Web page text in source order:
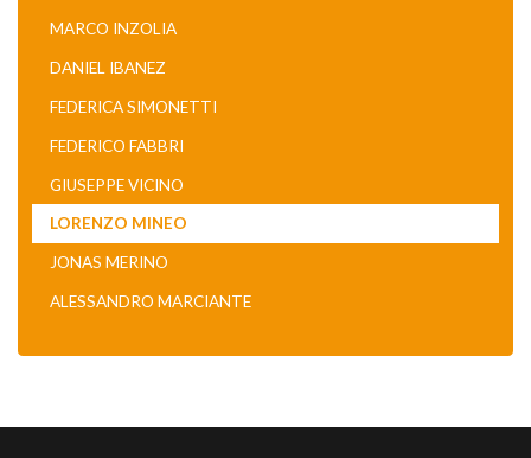
MARCO INZOLIA
DANIEL IBANEZ
FEDERICA SIMONETTI
FEDERICO FABBRI
GIUSEPPE VICINO
LORENZO MINEO
JONAS MERINO
ALESSANDRO MARCIANTE